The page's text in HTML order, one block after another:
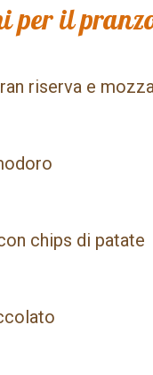
per il
riserva e
chips di patate